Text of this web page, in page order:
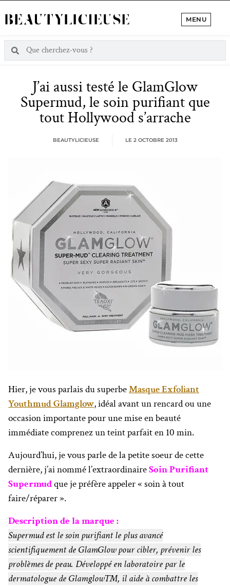
MENU
J’ai aussi testé le GlamGlow
Supermud, le soin purifiant que
tout Hollywood s’arrache
BEAUTYLICIEUSE LE 2 OCTOBRE 2013
Hier, je vous parlais du superbeMasque Exfoliant
Youthmud Glamglow, idéal avant un rencard ou une
occasion importante pour une mise en beauté
immédiate comprenez un teint parfait en 10 min.
Aujourd’hui, je vous parle de la petite soeur de cette
dernière, j’ai nommé l’extraordinaireSoin Purifiant
Supermudque je préfère appeler « soin à tout
faire/réparer ».
Description de la marque :
Supermud est le soin purifiant le plus avancé
scientifiquement de GlamGlow pour cibler, prévenir les
problèmes de peau. Développé en laboratoire par le
dermatologue de Glamglow™, il aide à combattre les